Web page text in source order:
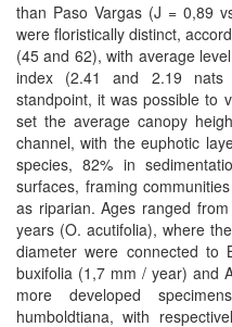
than Paso Vargas (J = 0,89
were floristically distinct,
(45 and 62), with average
index (2.41 and 2.19
standpoint, it was possible to
set the average canopy
channel, with the euphotic
species, 82% in
surfaces, framing
as riparian. Ages ranged
years (O. acutifolia), where
diameter were connected to
buxifolia (1,7 mm / year) and
more developed
humboldtiana, with